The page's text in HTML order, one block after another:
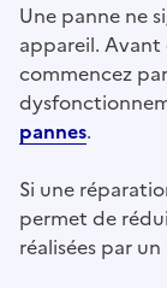
Une panne ne
appareil.
commencez
pannes.
Si une
permet de
réalisées par